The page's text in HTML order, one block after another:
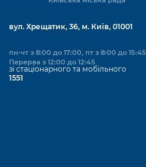
вул. Хрещатик, 36, м. Київ, 01001
пн-чт з 8:00 до 17:00, пт з 8:00 до 15:45
Перерва з 12:00 до 12:45
зі стаціонарного та мобільного
1551